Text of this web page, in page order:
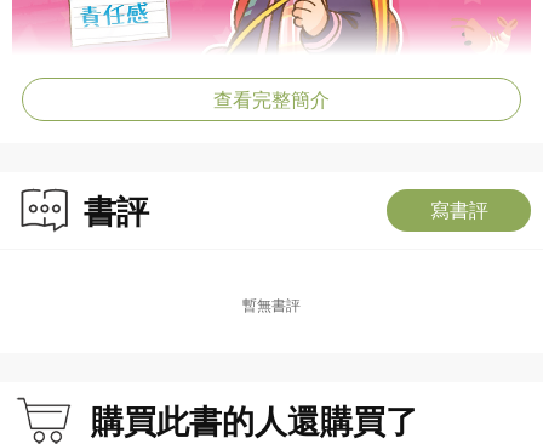
查看完整簡介
書評 寫書評
暫無書評
購買此書的人還購買了